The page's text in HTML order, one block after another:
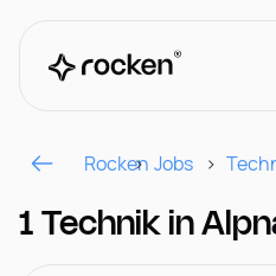
Für Arbeitgeber
Rocken Jobs
1 Technik in